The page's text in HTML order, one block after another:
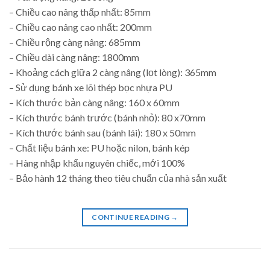
– Chiều cao nâng thấp nhất: 85mm
– Chiều cao nâng cao nhất: 200mm
– Chiều rộng càng nâng: 685mm
– Chiều dài càng nâng: 1800mm
– Khoảng cách giữa 2 càng nâng (lọt lòng): 365mm
– Sử dụng bánh xe lõi thép bọc nhựa PU
– Kích thước bản càng nâng: 160 x 60mm
– Kích thước bánh trước (bánh nhỏ): 80 x70mm
– Kích thước bánh sau (bánh lái): 180 x 50mm
– Chất liệu bánh xe: PU hoặc nilon, bánh kép
– Hàng nhập khẩu nguyên chiếc, mới 100%
– Bảo hành 12 tháng theo tiêu chuẩn của nhà sản xuất
CONTINUE READING →